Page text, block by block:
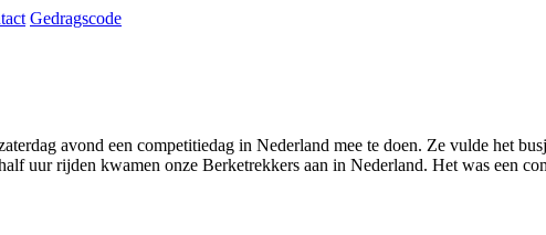
Gedragscode
avond een competitiedag in Nederland mee te doen. Ze vulde het
uur rijden kwamen onze Berketrekkers aan in Nederland. Het was een